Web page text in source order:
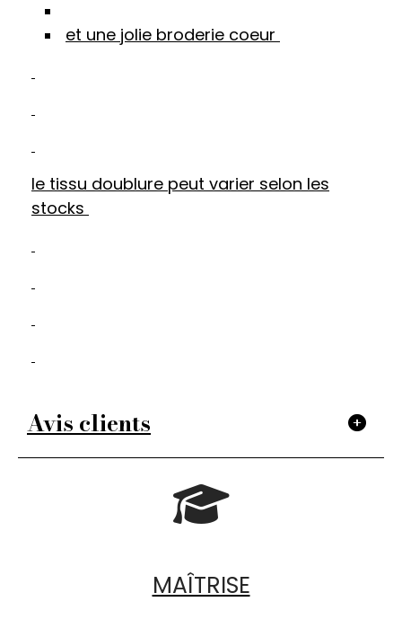
et une jolie broderie coeur
le tissu doublure peut varier selon les
stocks
Avis clients

MAÎTRISE